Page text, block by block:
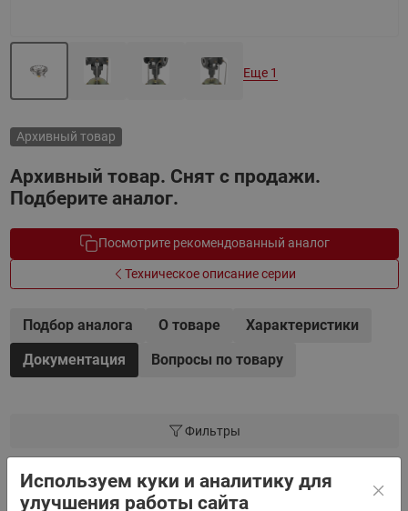
Архивный товар
Архивный товар. Снят с продажи.
Подберите аналог.
Посмотрите рекомендованный аналог
Техническое описание серии
Еще 1
Подбор аналога О товаре
Характеристики
Документация
Вопросы по товару
Фильтры
Паспорт
Используем куки и аналитику для
улучшения работы сайта